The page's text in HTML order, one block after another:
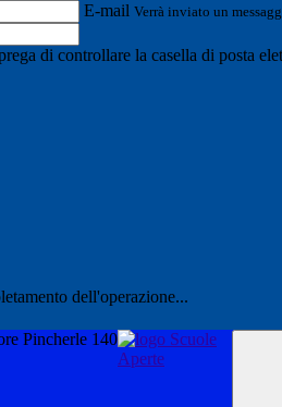
E-mail Verrà inviato un
di controllare la casella di posta
dell'operazione...